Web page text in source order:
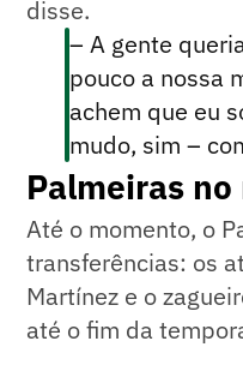
disse.
– A gente
pouco a nossa
achem que eu
mudo, sim –
Palmeiras
Até o momento, o
transferências: os
Martínez e o
até o fim da